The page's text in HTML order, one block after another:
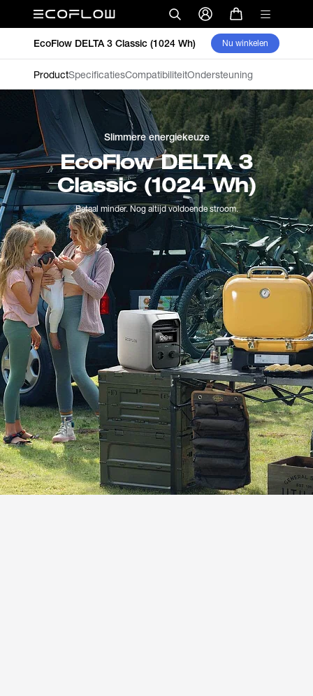
EcoFlow DELTA 3 Classic (1024 Wh)
ProductSpecificatiesCompatibiliteitOndersteuning
Nu winkelen
Slimmere energiekeuze
EcoFlow DELTA 3
Classic (1024 Wh)
Betaal minder. Nog altijd voldoende stroom.